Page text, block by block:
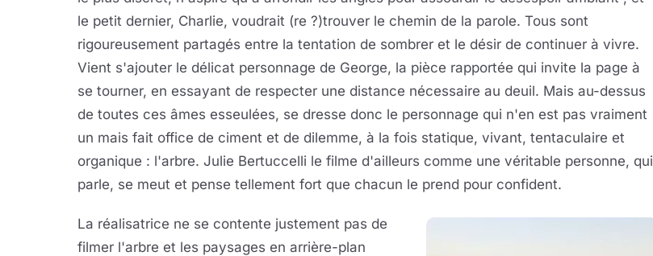
le petit dernier, Charlie, voudrait (re ?)trouver le chemin de la parole. Tous sont
rigoureusement partagés entre la tentation de sombrer et le désir de continuer à vivre.
Vient s'ajouter le délicat personnage de George, la pièce rapportée qui invite la page à
se tourner, en essayant de respecter une distance nécessaire au deuil. Mais au-dessus
de toutes ces âmes esseulées, se dresse donc le personnage qui n'en est pas vraiment
un mais fait office de ciment et de dilemme, à la fois statique, vivant, tentaculaire et
organique : l'arbre. Julie Bertuccelli le filme d'ailleurs comme une véritable personne, qui
parle, se meut et pense tellement fort que chacun le prend pour confident.
La réalisatrice ne se contente justement pas de
filmer l'arbre et les paysages en arrière-plan